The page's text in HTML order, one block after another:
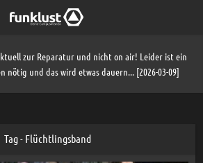
zur Reparatur und nicht on air! Leider ist ein
nötig und das wird etwas dauern... [2026-03-09]
Tag - Flüchtlingsband